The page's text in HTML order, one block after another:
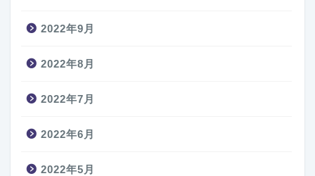
2022年9月
2022年8月
2022年7月
2022年6月
2022年5月